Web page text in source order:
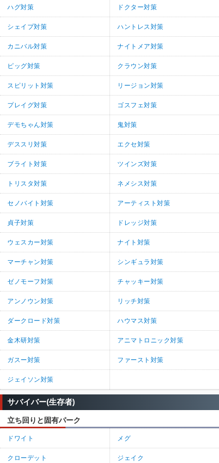
ハグ対策 ドクター対策
シェイプ対策 ハントレス対策
カニバル対策 ナイトメア対策
ピッグ対策 クラウン対策
スピリット対策 リージョン対策
プレイグ対策 ゴスフェ対策
デモちゃん対策 鬼対策
デススリ対策 エクセ対策
ブライト対策 ツインズ対策
トリスタ対策 ネメシス対策
セノバイト対策 アーティスト対策
貞子対策 ドレッジ対策
ウェスカー対策 ナイト対策
マーチャン対策 シンギュラ対策
ゼノモーフ対策 チャッキー対策
アンノウン対策 リッチ対策
ダークロード対策 ハウマス対策
金木研対策 アニマトロニック対策
ガスー対策 ファースト対策
ジェイソン対策
サバイバー(生存者)
立ち回りと固有パーク
ドワイト メグ
クローデット ジェイク